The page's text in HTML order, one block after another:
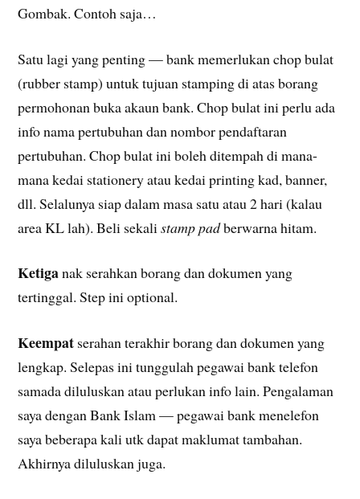
Gombak. Contoh saja…
Satu lagi yang penting — bank memerlukan chop bulat
(rubber stamp) untuk tujuan stamping di atas borang
permohonan buka akaun bank. Chop bulat ini perlu ada
info nama pertubuhan dan nombor pendaftaran
pertubuhan. Chop bulat ini boleh ditempah di mana-
mana kedai stationery atau kedai printing kad, banner,
dll. Selalunya siap dalam masa satu atau 2 hari (kalau
area KL lah). Beli sekalistamp padberwarna hitam.
Ketiganak serahkan borang dan dokumen yang
tertinggal. Step ini optional.
Keempat serahan terakhir borang dan dokumen yang
lengkap. Selepas ini tunggulah pegawai bank telefon
samada diluluskan atau perlukan info lain. Pengalaman
saya dengan Bank Islam — pegawai bank menelefon
saya beberapa kali utk dapat maklumat tambahan.
Akhirnya diluluskan juga.